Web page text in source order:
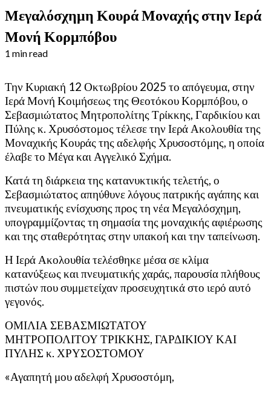
Μεγαλόσχημη Κουρά Μοναχής στην Ιερά
Μονή Κορμπόβου
1 min read
Την Κυριακή 12 Οκτωβρίου 2025 το απόγευμα, στην
Ιερά Μονή Κοιμήσεως της Θεοτόκου Κορμπόβου, ο
Σεβασμιώτατος Μητροπολίτης Τρίκκης, Γαρδικίου και
Πύλης κ. Χρυσόστομος τέλεσε την Ιερά Ακολουθία της
Μοναχικής Κουράς της αδελφής Χρυσοστόμης, η οποία
έλαβε το Μέγα και Αγγελικό Σχήμα.
Κατά τη διάρκεια της κατανυκτικής τελετής, ο
Σεβασμιώτατος απηύθυνε λόγους πατρικής αγάπης και
πνευματικής ενίσχυσης προς τη νέα Μεγαλόσχημη,
υπογραμμίζοντας τη σημασία της μοναχικής αφιέρωσης
και της σταθερότητας στην υπακοή και την ταπείνωση.
Η Ιερά Ακολουθία τελέσθηκε μέσα σε κλίμα
κατανύξεως και πνευματικής χαράς, παρουσία πλήθους
πιστών που συμμετείχαν προσευχητικά στο ιερό αυτό
γεγονός.
ΟΜΙΛΙΑ ΣΕΒΑΣΜΙΩΤΑΤΟΥ
ΜΗΤΡΟΠΟΛΙΤΟΥ ΤΡΙΚΚΗΣ, ΓΑΡΔΙΚΙΟΥ ΚΑΙ
ΠΥΛΗΣ κ. ΧΡΥΣΟΣΤΟΜΟΥ
«Αγαπητή μου αδελφή Χρυσοστόμη,